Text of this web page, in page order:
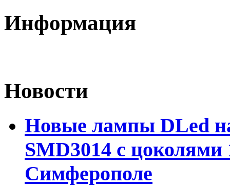
Информация
Новости
Новые лампы DLed
SMD3014 с цоколями
Симферополе